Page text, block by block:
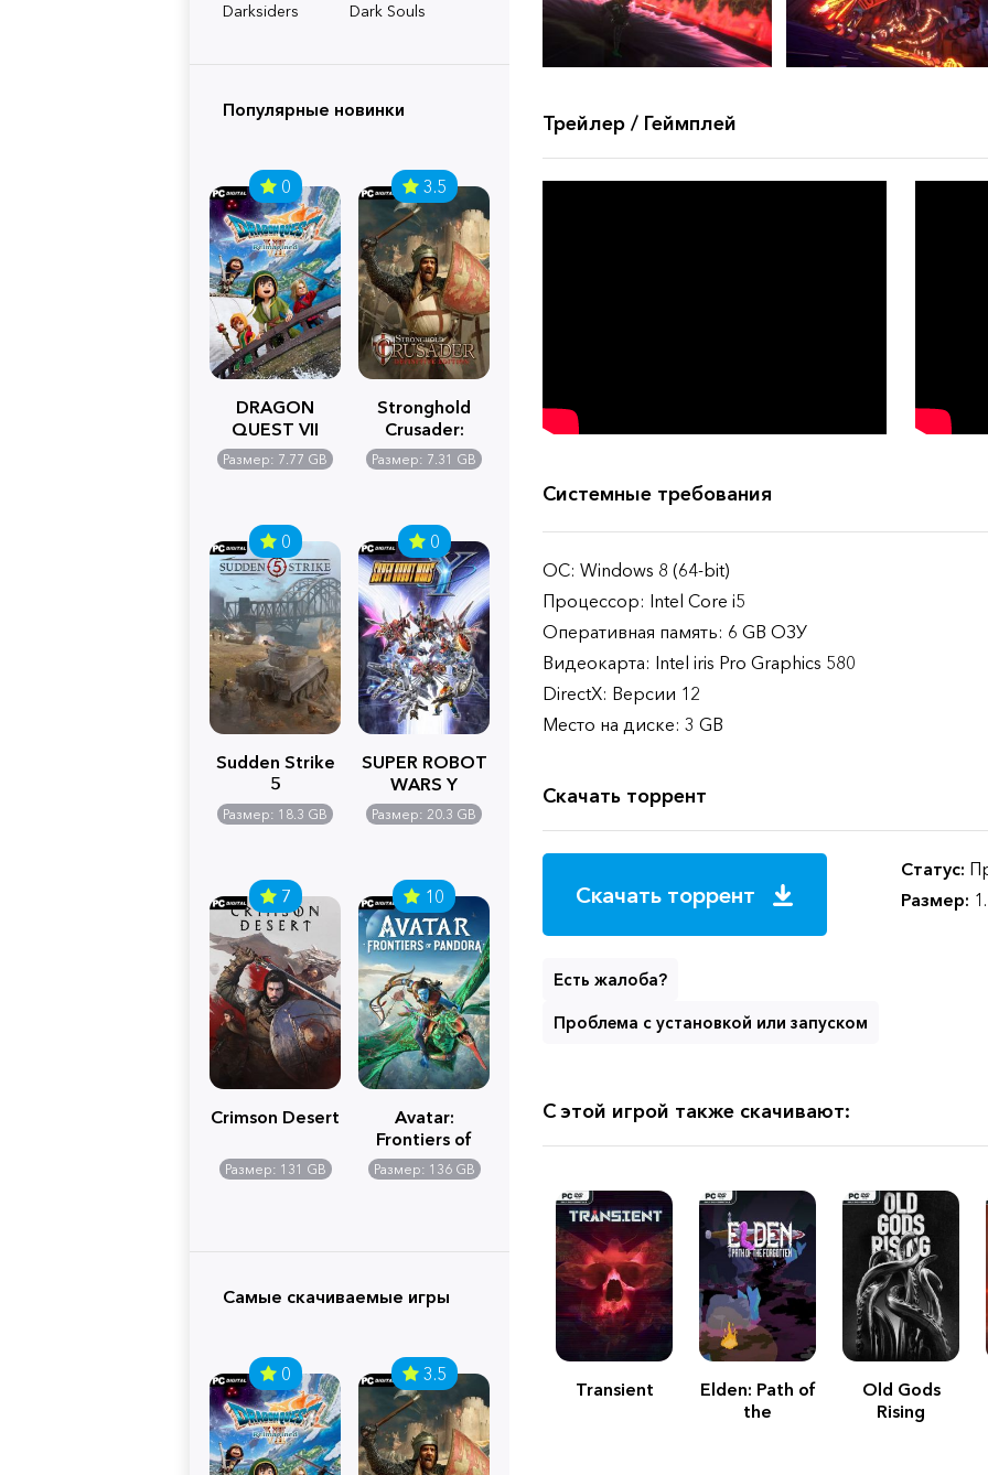
Darksiders
Dark Souls
Популярные новинки
0
DRAGON
QUEST VII
Reimagined
Размер: 7.77 GB
3.5
Stronghold
Crusader:
Definitive
Edition
Размер: 7.31 GB
0
Sudden Strike
5
Размер: 18.3 GB
0
SUPER ROBOT
WARS Y
Размер: 20.3 GB
7
Crimson Desert
Размер: 131 GB
10
Avatar:
Frontiers of
Pandora
Размер: 136 GB
Самые скачиваемые игры
0 3.5
Трейлер / Геймплей
Системные требования
ОС: Windows 8 (64-bit)
Процессор: Intel Core i5
Оперативная память: 6 GB ОЗУ
Видеокарта: Intel iris Pro Graphics 580
DirectX: Версии 12
Место на диске: 3 GB
Скачать торрент
Скачать торрент
Статус:
Размер:
Есть жалоба?
Проблема с установкой или запуском
С этой игрой также скачивают:
Transient
Elden: Path of
the
Old Gods
Rising